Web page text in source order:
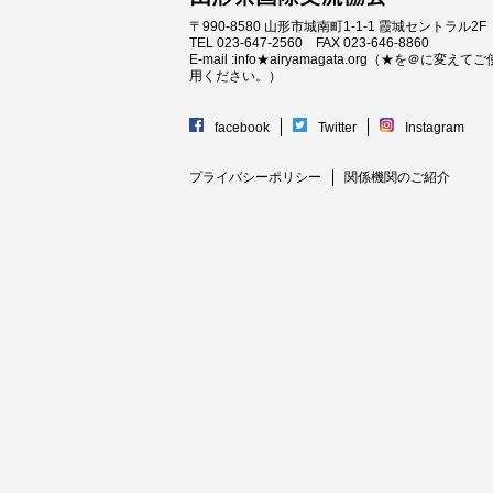
〒990-8580 山形市城南町1-1-1 霞城セントラル2F
TEL 023-647-2560 FAX 023-646-8860
E-mail :info★airyamagata.org（★を＠に変えてご
用ください。）
facebook Twitter Instagram
プライバシーポリシー 関係機関のご紹介